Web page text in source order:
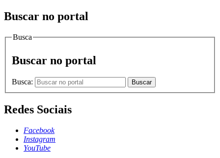
Buscar no portal
Busca
Buscar no portal
Busca: Buscar
Redes Sociais
Facebook
Instagram
YouTube